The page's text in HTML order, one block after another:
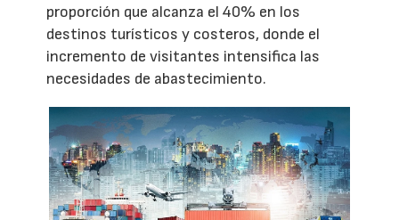
proporción que alcanza el 40% en los
destinos turísticos y costeros, donde el
incremento de visitantes intensifica las
necesidades de abastecimiento.